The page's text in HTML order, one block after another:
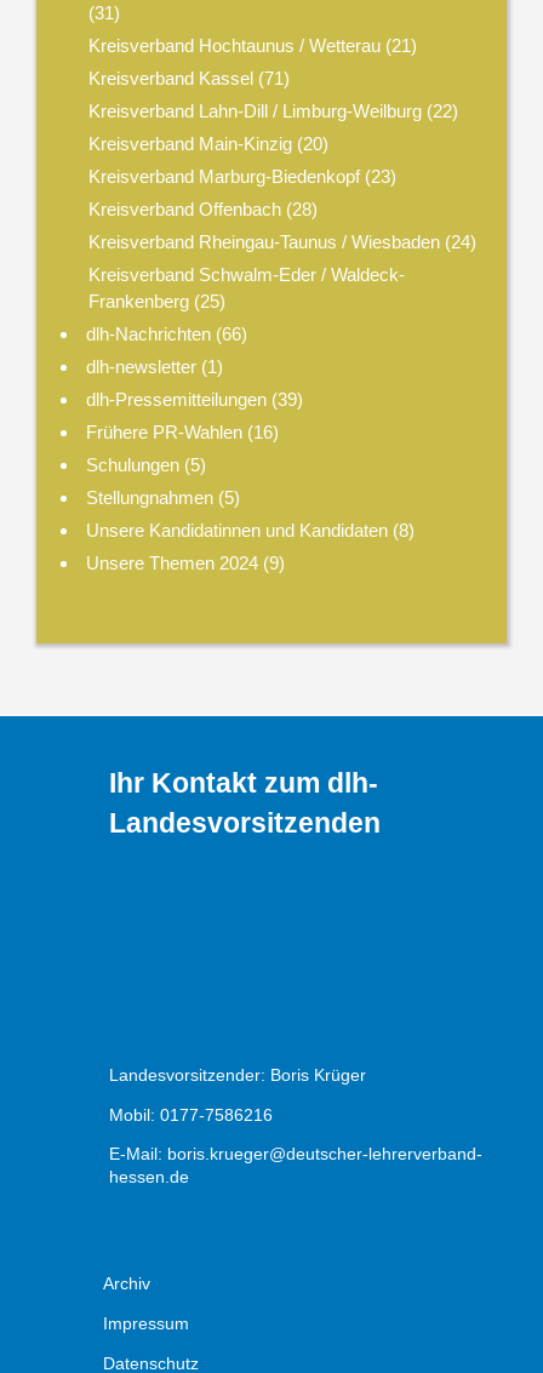
(31)
Kreisverband Hochtaunus / Wetterau(21)
Kreisverband Kassel(71)
Kreisverband Lahn-Dill / Limburg-Weilburg(22)
Kreisverband Main-Kinzig(20)
Kreisverband Marburg-Biedenkopf(23)
Kreisverband Offenbach(28)
Kreisverband Rheingau-Taunus / Wiesbaden(24)
Kreisverband Schwalm-Eder / Waldeck-
Frankenberg(25)
dlh-Nachrichten (66)
dlh-newsletter (1)
dlh-Pressemitteilungen (39)
Frühere PR-Wahlen (16)
Schulungen (5)
Stellungnahmen (5)
Unsere Kandidatinnen und Kandidaten (8)
Unsere Themen 2024 (9)
Ihr Kontakt zum dlh-
Landesvorsitzenden
Landesvorsitzender: Boris Krüger
Mobil: 0177-7586216
E-Mail: boris.krueger@deutscher-lehrerverband-
hessen.de
Archiv
Impressum
Datenschutz